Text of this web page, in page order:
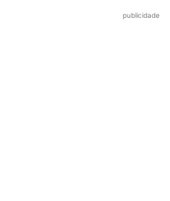
publicidade